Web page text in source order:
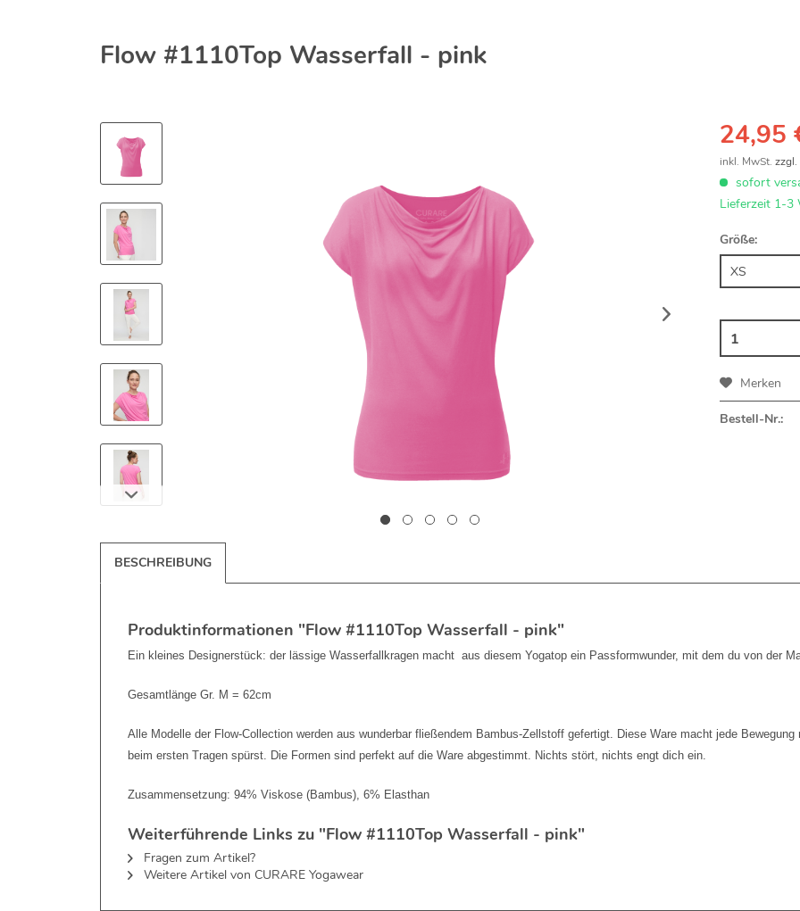
Flow #1110Top Wasserfall - pink
24,95
inkl. MwSt.zzgl.
sofort
Lieferzeit 1-3
Größe:
Merken
Bestell-Nr.:
BESCHREIBUNG
Produktinformationen "Flow #1110Top Wasserfall - pink"
Ein kleines Designerstück: der lässige Wasserfallkragen macht aus diesem Yogatop ein Passformwunder, mit dem du von der
Gesamtlänge Gr. M = 62cm
Alle Modelle der Flow-Collection werden aus wunderbar fließendem Bambus-Zellstoff gefertigt. Diese Ware macht jede
beim ersten Tragen spürst. Die Formen sind perfekt auf die Ware abgestimmt. Nichts stört, nichts engt dich ein.
Zusammensetzung: 94% Viskose (Bambus), 6% Elasthan
Weiterführende Links zu "Flow #1110Top Wasserfall - pink"
Fragen zum Artikel?
Weitere Artikel von CURARE Yogawear